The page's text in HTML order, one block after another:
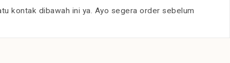
kontak dibawah ini ya. Ayo segera order sebelum